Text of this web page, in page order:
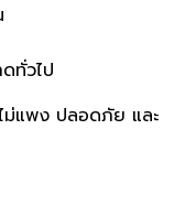
ทั่วไป
ม่แพง ปลอดภัย และ